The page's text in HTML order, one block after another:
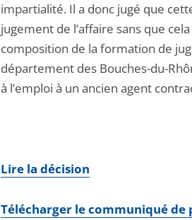
impartialité. Il a donc jugé que
jugement de l’affaire sans que
composition de la formation de
département des Bouches-du-
à l’emploi à un ancien agent
Lire la décision
Télécharger le communiqué de